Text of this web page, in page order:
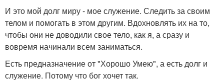
И это мой долг миру - мое служение. Следить за своим
телом и помогать в этом другим. Вдохновлять их на то,
чтобы они не доводили свое тело, как я, а сразу и
вовремя начинали всем заниматься.
Есть предназначение от "Хорошо Умею", а есть долг и
служение. Потому что бог хочет так.